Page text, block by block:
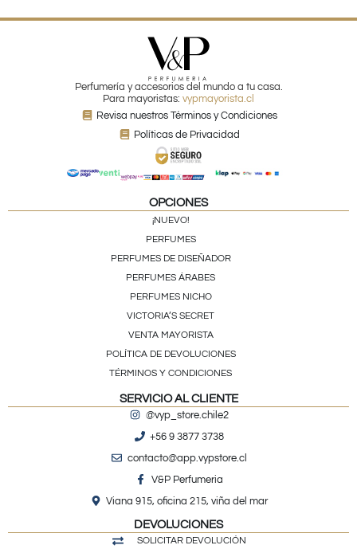
Perfumería y accesorios del mundo a tu casa.
Para mayoristas: vypmayorista.cl
Revisa nuestros Términos y Condiciones
Políticas de Privacidad
OPCIONES
¡NUEVO!
PERFUMES
PERFUMES DE DISEÑADOR
PERFUMES ÁRABES
PERFUMES NICHO
VICTORIA’S SECRET
VENTA MAYORISTA
POLÍTICA DE DEVOLUCIONES
TÉRMINOS Y CONDICIONES
SERVICIO AL CLIENTE
@vyp_store.chile2
+56 9 3877 3738
contacto@app.vypstore.cl
V&P Perfumeria
Viana 915, oficina 215, viña del mar
DEVOLUCIONES
SOLICITAR DEVOLUCIÓN